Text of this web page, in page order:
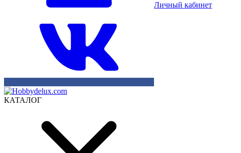
Личный кабинет
КАТАЛОГ